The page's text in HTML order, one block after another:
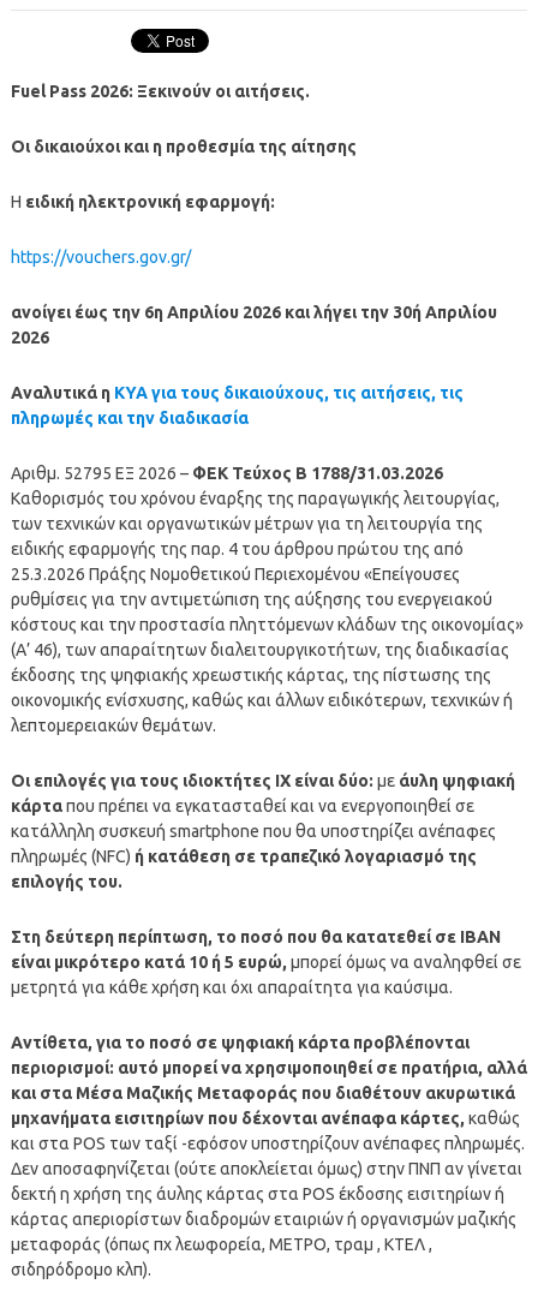
Fuel Pass 2026: Ξεκινούν οι αιτήσεις.
Οι δικαιούχοι και η προθεσμία της αίτησης
H ειδική ηλεκτρονική εφαρμογή:
https://vouchers.gov.gr/
ανοίγει έως την 6η Απριλίου 2026 και λήγει την 30ή Απριλίου
2026
Αναλυτικά η ΚΥΑ για τους δικαιούχους, τις αιτήσεις, τις
πληρωμές και την διαδικασία
Αριθμ. 52795 ΕΞ 2026 – ΦΕΚ Τεύχος Β 1788/31.03.2026
Καθορισμός του χρόνου έναρξης της παραγωγικής λειτουργίας,
των τεχνικών και οργανωτικών μέτρων για τη λειτουργία της
ειδικής εφαρμογής της παρ. 4 του άρθρου πρώτου της από
25.3.2026 Πράξης Νομοθετικού Περιεχομένου «Επείγουσες
ρυθμίσεις για την αντιμετώπιση της αύξησης του ενεργειακού
κόστους και την προστασία πληττόμενων κλάδων της οικονομίας»
(Α’ 46), των απαραίτητων διαλειτουργικοτήτων, της διαδικασίας
έκδοσης της ψηφιακής χρεωστικής κάρτας, της πίστωσης της
οικονομικής ενίσχυσης, καθώς και άλλων ειδικότερων, τεχνικών ή
λεπτομερειακών θεμάτων.
Οι επιλογές για τους ιδιοκτήτες ΙΧ είναι δύο: με άυλη ψηφιακή
κάρταπου πρέπει να εγκατασταθεί και να ενεργοποιηθεί σε
κατάλληλη συσκευή smartphone που θα υποστηρίζει ανέπαφες
πληρωμές (NFC) ή κατάθεση σε τραπεζικό λογαριασμό της
επιλογής του.
Στη δεύτερη περίπτωση, το ποσό που θα κατατεθεί σε ΙΒΑΝ
είναι μικρότερο κατά 10 ή 5 ευρώ, μπορεί όμως να αναληφθεί σε
μετρητά για κάθε χρήση και όχι απαραίτητα για καύσιμα.
Αντίθετα, για το ποσό σε ψηφιακή κάρτα προβλέπονται
περιορισμοί: αυτό μπορεί να χρησιμοποιηθεί σε πρατήρια, αλλά
και στα Μέσα Μαζικής Μεταφοράς που διαθέτουν ακυρωτικά
μηχανήματα εισιτηρίων που δέχονται ανέπαφα κάρτες, καθώς
και στα POS των ταξί -εφόσον υποστηρίζουν ανέπαφες πληρωμές.
Δεν αποσαφηνίζεται (ούτε αποκλείεται όμως) στην ΠΝΠ αν γίνεται
δεκτή η χρήση της άυλης κάρτας στα POS έκδοσης εισιτηρίων ή
κάρτας απεριορίστων διαδρομών εταιριών ή οργανισμών μαζικής
μεταφοράς (όπως πχ λεωφορεία, ΜΕΤΡΟ, τραμ , ΚΤΕΛ ,
σιδηρόδρομο κλπ).